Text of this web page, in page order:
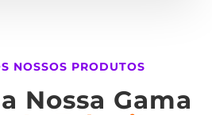
NOSSOS PRODUTOS
Nossa Gama